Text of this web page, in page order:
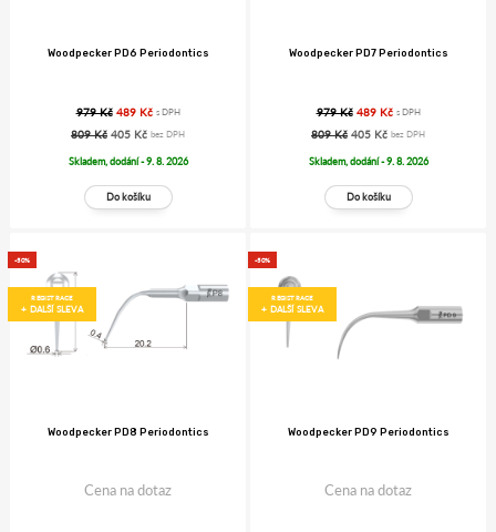
Woodpecker PD6 Periodontics
979 Kč 489 Kč s DPH
809 Kč 405 Kč bez DPH
Skladem, dodání - 9. 8. 2026
Woodpecker PD7 Periodontics
979 Kč 489 Kč s DPH
809 Kč 405 Kč bez DPH
Skladem, dodání - 9. 8. 2026
-50%
REGISTRACE
+ DALŠÍ SLEVA
Woodpecker PD8 Periodontics
Cena na dotaz
-50%
REGISTRACE
+ DALŠÍ SLEVA
Woodpecker PD9 Periodontics
Cena na dotaz